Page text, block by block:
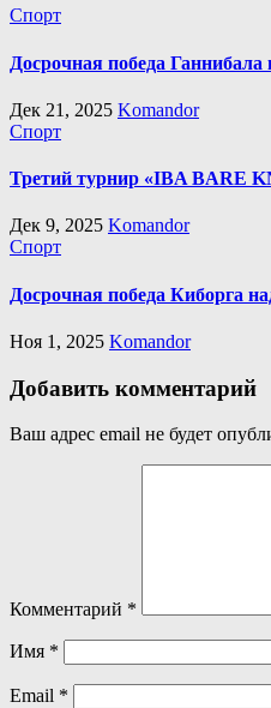
Спорт
Досрочная победа
Дек 21, 2025 Komandor
Спорт
Третий турнир «IBA BARE
Дек 9, 2025 Komandor
Спорт
Досрочная победа Киборга
Ноя 1, 2025 Komandor
Добавить комментарий
Ваш адрес email не будет
Комментарий *
Имя *
Email *